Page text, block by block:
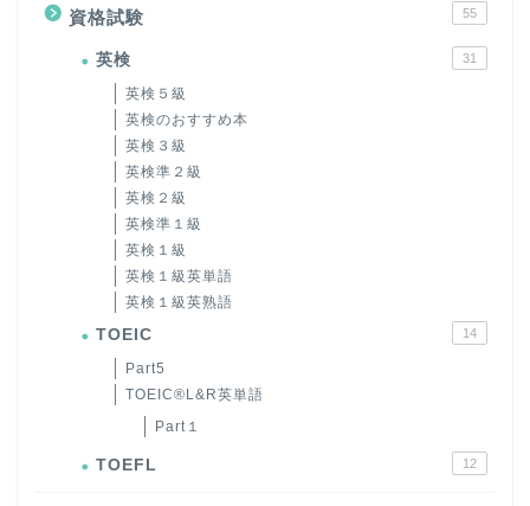
資格試験 55
英検 31
英検５級
英検のおすすめ本
英検３級
英検準２級
英検２級
英検準１級
英検１級
英検１級英単語
英検１級英熟語
TOEIC 14
Part5
TOEIC®L&R英単語
Part１
TOEFL 12